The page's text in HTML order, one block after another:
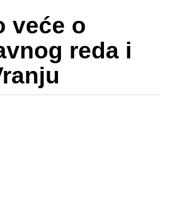
veće o
reda i